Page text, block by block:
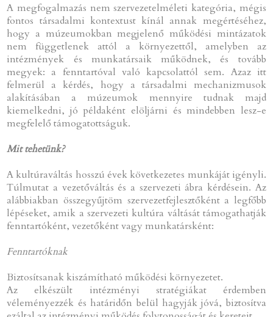
A megfogalmazás nem szervezetelméleti kategória, mégis
fontos társadalmi kontextust kínál annak megértéséhez,
hogy a múzeumokban megjelenő működési mintázatok
nem függetlenek attól a környezettől, amelyben az
intézmények és munkatársaik működnek, és tovább
megyek: a fenntartóval való kapcsolattól sem. Azaz itt
felmerül a kérdés, hogy a társadalmi mechanizmusok
alakításában a múzeumok mennyire tudnak majd
kiemelkedni, jó példaként elöljárni és mindebben lesz-e
megfelelő támogatottságuk.
Mit tehetünk?
A kultúraváltás hosszú évek következetes munkáját igényli.
Túlmutat a vezetőváltás és a szervezeti ábra kérdésein. Az
alábbiakban összegyűjtöm szervezetfejlesztőként a legfőbb
lépéseket, amik a szervezeti kultúra váltását támogathatják
fenntartóként, vezetőként vagy munkatársként:
Fenntartóknak
Biztosítsanak kiszámítható működési környezetet.
Az elkészült intézményi stratégiákat érdemben
véleményezzék és határidőn belül hagyják jóvá, biztosítva